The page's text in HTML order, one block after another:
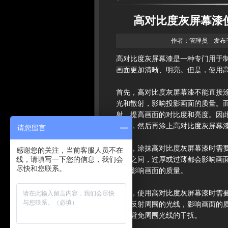
高对比度灰屏幕漆
作者：管理员 发布
高对比度灰屏幕漆是一种专门用于
画面更加清晰、明亮。但是，使用
首先，高对比度灰屏幕漆不能直接
光和散射，影响投影画面的质量。
射，提高画面的对比度和亮度。因
底漆，然后再涂上高对比度灰屏幕
其次，涂抹高对比度灰屏幕漆时需
毫米之间，过厚或过薄都会影响画
况，影响画面的质量。
最后，使用高对比度灰屏幕漆时
容易反射周围的光线，影响画面
境，避免周围光线的干扰。
请您留言
感谢您的关注，当前客服人员不在
线，请填写一下您的信息，我们会
尽快和您联系。